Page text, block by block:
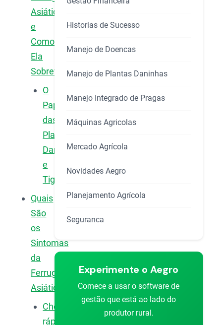
Asiática
e
Como
Ela
Sobrevive?
O
Papel
das
Plantas
Daninhas
e
Tigueras
Quais
São
os
Sintomas
da
Ferrugem
Asiática?
Checklist
rápido
Historias de Sucesso
Manejo de Doencas
Manejo de Plantas Daninhas
Manejo Integrado de Pragas
Máquinas Agricolas
Mercado Agrícola
Novidades Aegro
Planejamento Agrícola
Seguranca
Experimente o Aegro
Comece a usar o software de
gestão que está ao lado do
produtor rural.